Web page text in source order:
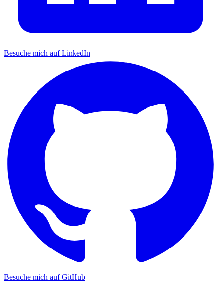
Besuche mich auf LinkedIn
Besuche mich auf GitHub